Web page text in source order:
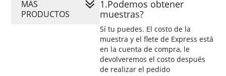
1.Podemos obtener
muestras?
Sí tu puedes. El costo de la
muestra y el flete de Express está
en la cuenta de compra, le
devolveremos el costo después
de realizar el pedido
MÁS
PRODUCTOS